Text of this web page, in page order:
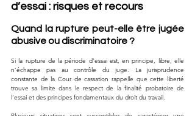
d’essai : risques et recours
Quand la rupture peut-elle être jugée
abusive ou discriminatoire ?
Si la rupture de la période d’essai est, en principe, libre, elle
n’échappe pas au contrôle du juge. La jurisprudence
constante de la Cour de cassation rappelle que cette liberté
trouve sa limite dans le respect de la finalité probatoire de
l’essai et des principes fondamentaux du droit du travail.